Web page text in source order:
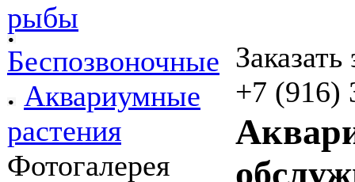
рыбы
Беспозвоночные
Аквариумные
растения
Фотогалерея
+7 (916)